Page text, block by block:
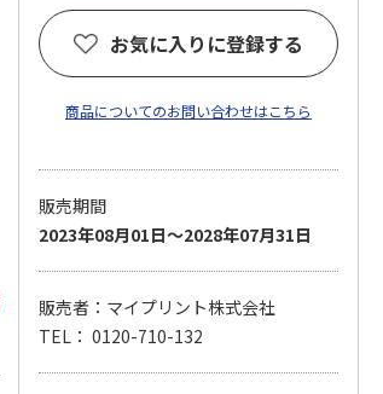
お気に入りに登録する
商品についてのお問い合わせはこちら
販売期間
2023年08月01日～2028年07月31日
販売者：マイプリント株式会社
TEL： 0120-710-132